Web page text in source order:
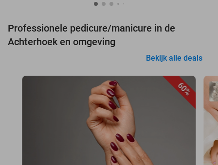
Professionele pedicure/manicure in de
Achterhoek en omgeving
Bekijk alle deals
60%